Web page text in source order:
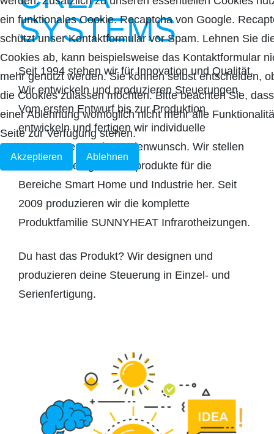
SYSTEMS
Seit 1994 stehen wir für Innovation und Qualität.
Wir entwickeln und produzieren Steuerungen.
Vom ersten Entwurf bis zur Produktion
entwickeln und fertigen wir individuelle
Steuerungen nach Kundenwunsch. Wir stellen
zusätzlich fertige Serienprodukte für die
Bereiche Smart Home und Industrie her. Seit
2009 produzieren wir die komplette
Produktfamilie SUNNYHEAT Infrarotheizungen.
Du hast das Produkt? Wir designen und
produzieren deine Steuerung in Einzel- und
Serienfertigung.
ein funktionales Cookie. Recaptcha von Google.
schützt unser Kontaktformular vor Spam. Lehnen Sie
Cookies ab, kann beispielsweise das Kontaktformular
mehr genutzt werden. Sie können selbst entscheiden,
die Cookies zulassen möchten. Bitte beachten Sie,
einer Ablehnung womöglich nicht mehr alle
Seite zur Verfügung stehen.
Akzeptieren Ablehnen